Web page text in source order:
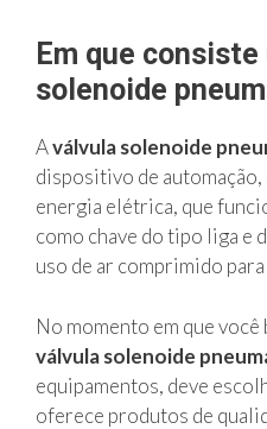
Em que
solenoide
Aválvula solenoide
dispositivo de
energia elétrica, que
como chave do tipo liga e
uso de ar comprimido
No momento em que
válvula solenoide
equipamentos, deve
oferece produtos de